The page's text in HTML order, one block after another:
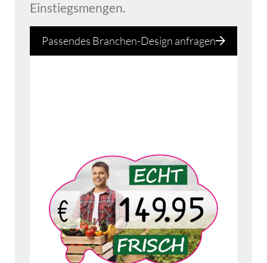
Einstiegsmengen.
Passendes Branchen-Design anfragen